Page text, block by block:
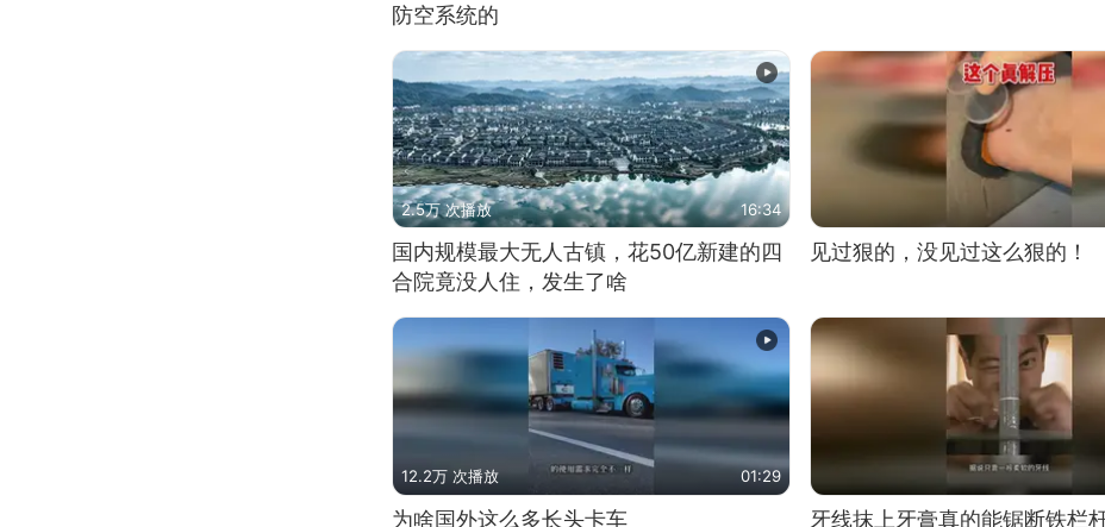
防空系统的
2.5万 次播放 16:34
国内规模最大无人古镇，花50亿新建的四
合院竟没人住，发生了啥
见过狠的，没见过这么狠的！
12.2万 次播放 01:29
为啥国外这么多长头卡车 牙线抹上牙膏真的能锯断铁栏